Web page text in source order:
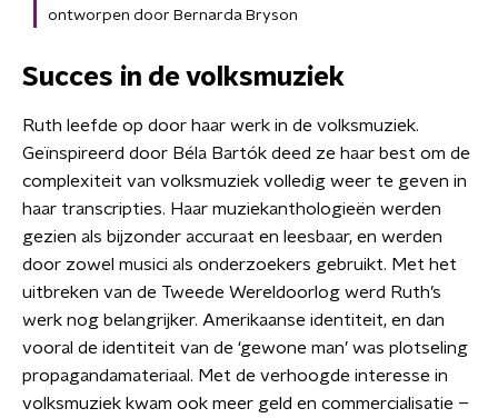
ontworpen door Bernarda Bryson
Succes in de volksmuziek
Ruth leefde op door haar werk in de volksmuziek.
Geïnspireerd door Béla Bartók deed ze haar best om de
complexiteit van volksmuziek volledig weer te geven in
haar transcripties. Haar muziekanthologieën werden
gezien als bijzonder accuraat en leesbaar, en werden
door zowel musici als onderzoekers gebruikt. Met het
uitbreken van de Tweede Wereldoorlog werd Ruth’s
werk nog belangrijker. Amerikaanse identiteit, en dan
vooral de identiteit van de ‘gewone man’ was plotseling
propagandamateriaal. Met de verhoogde interesse in
volksmuziek kwam ook meer geld en commercialisatie –